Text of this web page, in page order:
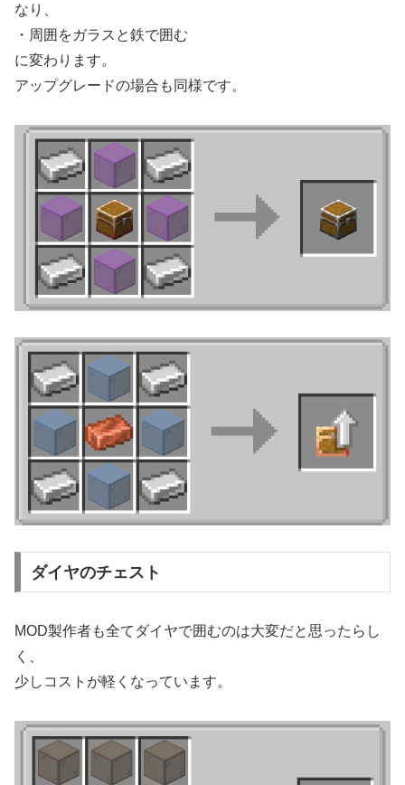
なり、
・周囲をガラスと鉄で囲む
に変わります。
アップグレードの場合も同様です。
ダイヤのチェスト
MOD製作者も全てダイヤで囲むのは大変だと思ったらし
く、
少しコストが軽くなっています。